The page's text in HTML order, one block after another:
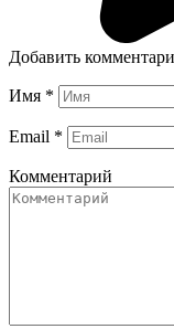
Добавить
Имя *
Email *
Комментарий